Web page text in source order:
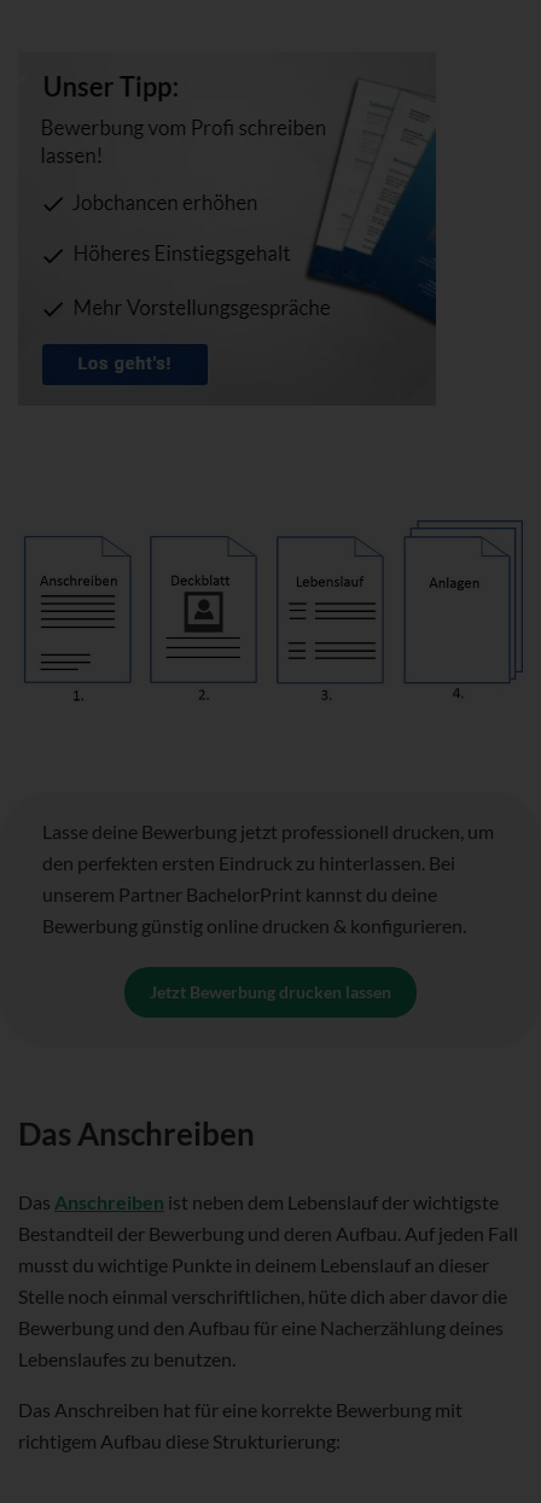
Lasse deine Bewerbung jetzt professionell drucken, um
den perfekten ersten Eindruck zu hinterlassen. Bei
unserem Partner BachelorPrint kannst du deine
Bewerbung günstig online drucken & konfigurieren.
Jetzt Bewerbung drucken lassen
Das Anschreiben
Das Anschreiben ist neben dem Lebenslauf der wichtigste
Bestandteil der Bewerbung und deren Aufbau. Auf jeden Fall
musst du wichtige Punkte in deinem Lebenslauf an dieser
Stelle noch einmal verschriftlichen, hüte dich aber davor die
Bewerbung und den Aufbau für eine Nacherzählung deines
Lebenslaufes zu benutzen.
Das Anschreiben hat für eine korrekte Bewerbung mit
richtigem Aufbau diese Strukturierung: